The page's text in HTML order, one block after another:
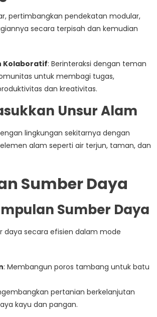
pertimbangkan pendekatan modular,
secara terpisah dan kemudian
Kolaboratif: Berinteraksi dengan teman
untuk membagi tugas,
dan kreativitas.
Unsur Alam
lingkungan sekitarnya dengan
alam seperti air terjun, taman, dan
Sumber Daya
Sumber Daya
daya secara efisien dalam mode
: Membangun poros tambang untuk batu
pertanian berkelanjutan
kayu dan pangan.